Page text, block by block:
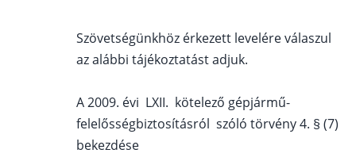
Szövetségünkhöz érkezett levelére válaszul
az alábbi tájékoztatást adjuk.
A 2009. évi LXII. kötelező gépjármű-
felelősségbiztosításról szóló törvény 4. § (7)
bekezdése